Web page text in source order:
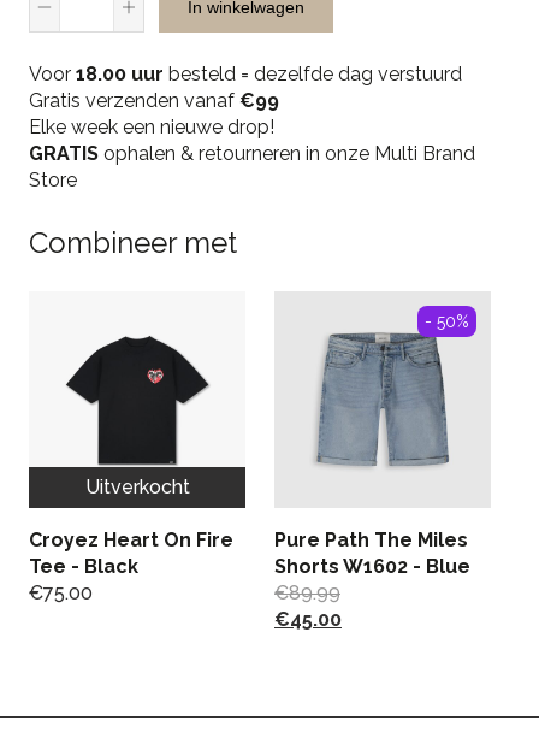
Towelling
Shorts
-
Navy
quantity
In winkelwagen
Voor 18.00 uur besteld = dezelfde dag verstuurd
Gratis verzenden vanaf €99
Elke week een nieuwe drop!
GRATIS ophalen & retourneren in onze Multi Brand
Store
Combineer met
Uitverkocht
Croyez Heart On Fire
Tee - Black
€75.00
- 50%
Pure Path The Miles
Shorts W1602 - Blue
€89.99
€45.00